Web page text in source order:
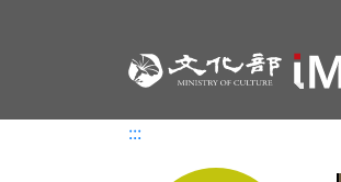
:::
:::